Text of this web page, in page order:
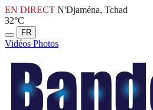
EN DIRECT N'Djaména, Tchad
32°C
FR
Vidéos Photos